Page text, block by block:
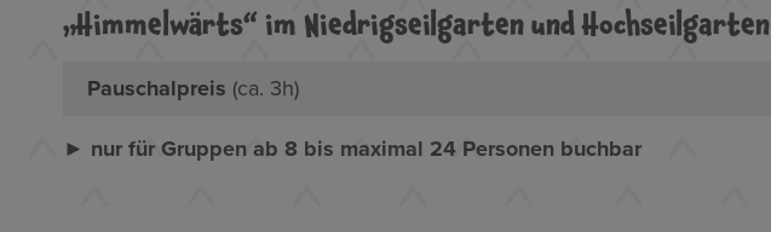
„Himmelwärts“ im Niedrigseilgarten und Hochseilgarten
Pauschalpreis (ca. 3h)
► nur für Gruppen ab 8 bis maximal 24 Personen buchbar